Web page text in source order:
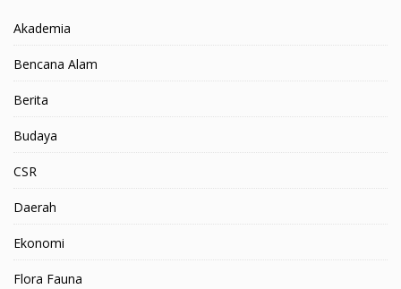
Akademia
Bencana Alam
Berita
Budaya
CSR
Daerah
Ekonomi
Flora Fauna